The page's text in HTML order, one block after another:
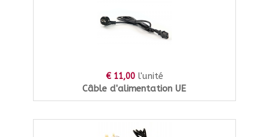
€ 11,00 l'unité
Câble d'alimentation UE